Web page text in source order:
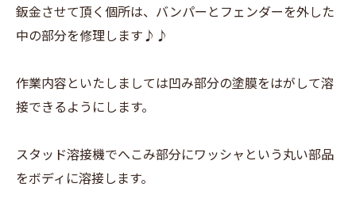
鈑金させて頂く個所は、バンパーとフェンダーを外した
中の部分を修理します♪♪
作業内容といたしましては凹み部分の塗膜をはがして溶
接できるようにします。
スタッド溶接機でへこみ部分にワッシャという丸い部品
をボディに溶接します。